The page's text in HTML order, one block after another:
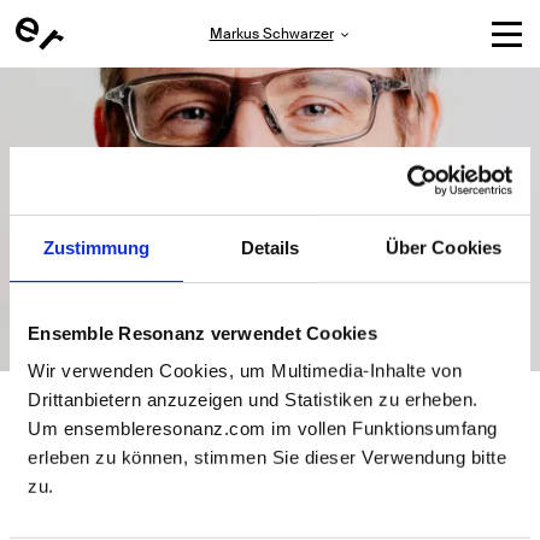
Zustimmung Details Über Cookies
Ensemble Resonanz verwendet Cookies
Wir verwenden Cookies, um Multimedia-Inhalte von
Drittanbietern anzuzeigen und Statistiken zu erheben.
Um ensembleresonanz.com im vollen Funktionsumfang
erleben zu können, stimmen Sie dieser Verwendung bitte
zu.
Markus Schwarzer
Markus Schwarzer
Lebt und arbeitet seit 22 Jahren auf St. Pauli. Er hat
Erziehungswissenschaft, Soziologie und Sport an der
Theaterprojekte von Charlotte Pfeifer, Anna Malunat,